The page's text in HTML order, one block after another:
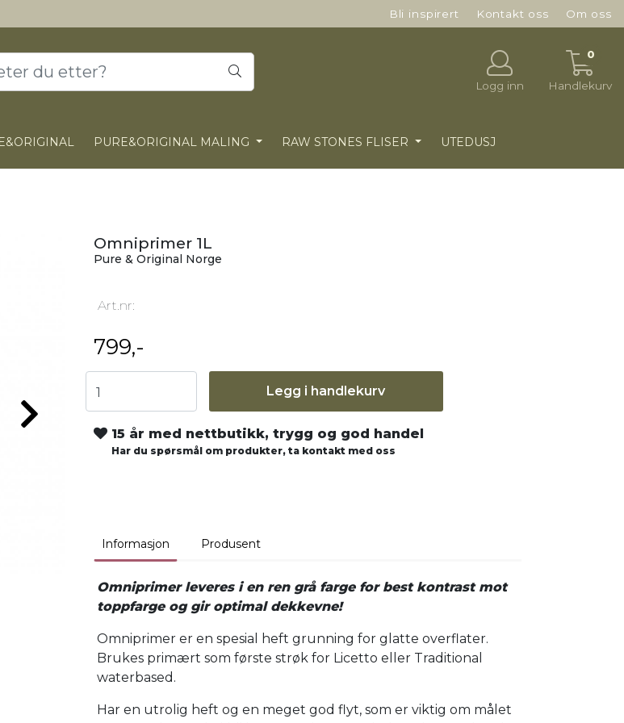
Bli inspirert Kontakt oss Om oss
Logg inn
0
Handlekurv
PURE&ORIGINAL MALING RAW STONES FLISER UTEDUSJ
Omniprimer 1L
Pure & Original Norge
Art.nr:
799,-
Legg i handlekurv
15 år med nettbutikk, trygg og god handel
Har du spørsmål om produkter, ta kontakt med oss
Informasjon Produsent
Omniprimer leveres i en ren grå farge for best kontrast mot
toppfarge og gir optimal dekkevne!
Omniprimer er en spesial heft grunning for glatte overflater.
Brukes primært som første strøk for Licetto eller Traditional
waterbased.
Har en utrolig heft og en meget god flyt, som er viktig om målet